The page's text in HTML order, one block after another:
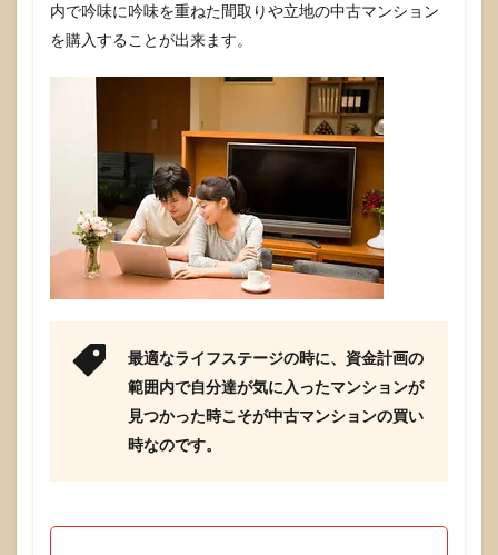
内で吟味に吟味を重ねた間取りや立地の中古マンション
を購入することが出来ます。
最適なライフステージの時に、資金計画の
範囲内で自分達が気に入ったマンションが
見つかった時こそが中古マンションの買い
時なのです。